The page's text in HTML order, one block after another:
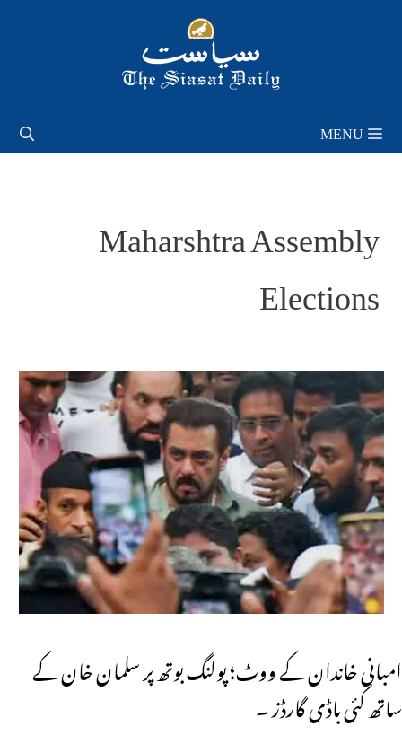
MENU
Maharshtra Assembly
Elections
امبانی خاندان کے ووٹ؛ پولنگ بوتھ پر سلمان خان کے
ساتھ کئی باڈی گارڈز ۔